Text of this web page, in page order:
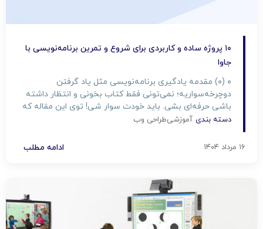
۱۰ پروژه ساده و کاربردی برای شروع و تمرین برنامه‌نویسی با
جاوا
۰ (۰) مقدمه یادگیری برنامه‌نویسی مثل یاد گرفتن
دوچرخه‌سواریه؛ نمی‌تونی فقط کتاب بخونی و انتظار داشته
باشی حرفه‌ای بشی. باید خودت سوار شی! توی این مقاله که
رو در دنیای واقعی تمرین […]
دسته بندی آموزشیطراحی وب
۱۶ مرداد ۱۴۰۴ ادامه مطلب